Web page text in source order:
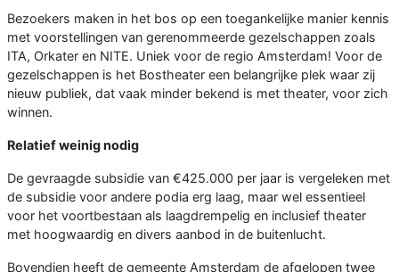
Bezoekers maken in het bos op een toegankelijke manier kennis
met voorstellingen van gerenommeerde gezelschappen zoals
ITA, Orkater en NITE. Uniek voor de regio Amsterdam! Voor de
gezelschappen is het Bostheater een belangrijke plek waar zij
nieuw publiek, dat vaak minder bekend is met theater, voor zich
winnen.
Relatief weinig nodig
De gevraagde subsidie van €425.000 per jaar is vergeleken met
de subsidie voor andere podia erg laag, maar wel essentieel
voor het voortbestaan als laagdrempelig en inclusief theater
met hoogwaardig en divers aanbod in de buitenlucht.
Bovendien heeft de gemeente Amsterdam de afgelopen twee